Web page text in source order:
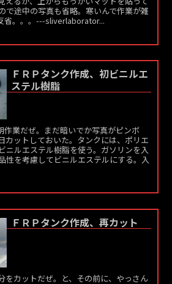
で途中の写真も省略。寒いんで作業が雑
省。。。---sliverlaborator...
ＦＲＰタンク作成、初ビニルエ
ステル樹脂
作業だぜ。まだ暗いでか写真がピンボ
カットしておいた。タンクには、ポリエ
ニルエステル樹脂を使う。ガソリンを入
性を考慮してビニルエステルにする。入
ＦＲＰタンク作成、再カット
をカットだぜ。と、その前に、やっさん